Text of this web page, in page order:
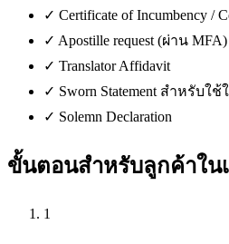
✓ Certificate of Incumbency /
✓ Apostille request (ผ่าน MFA)
✓ Translator Affidavit
✓ Sworn Statement สำหรับใ
✓ Solemn Declaration
ขั้นตอนสำหรับลูกค้าใน
1